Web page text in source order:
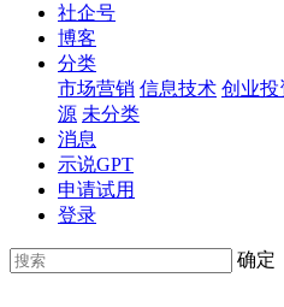
社企号
博客
分类
市场营销 信息技术 创业投
源 未分类
消息
示说GPT
申请试用
登录
确定